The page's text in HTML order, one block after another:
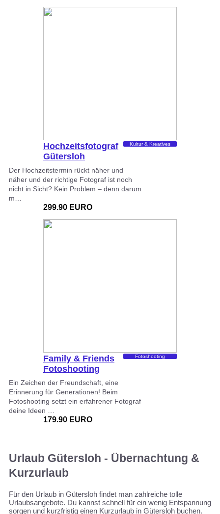
Hochzeitsfotograf
Gütersloh
Kultur & Kreatives
Der Hochzeitstermin rückt näher und
näher und der richtige Fotograf ist noch
nicht in Sicht? Kein Problem – denn darum
m…
299.90 EURO
Family & Friends
Fotoshooting
Fotoshooting
Ein Zeichen der Freundschaft, eine
Erinnerung für Generationen! Beim
Fotoshooting setzt ein erfahrener Fotograf
deine Ideen …
179.90 EURO
Urlaub Gütersloh - Übernachtung &
Kurzurlaub
Für den Urlaub in Gütersloh findet man zahlreiche tolle
Urlaubsangebote. Du kannst schnell für ein wenig Entspannung
sorgen und kurzfristig einen Kurzurlaub in Gütersloh buchen.